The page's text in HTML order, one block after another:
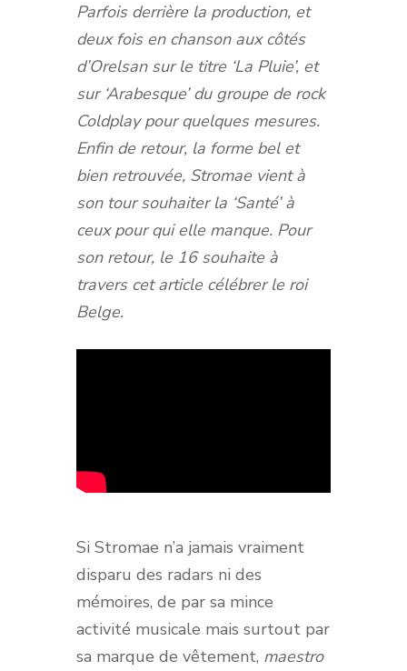
Parfois derrière la production, et
deux fois en chanson aux côtés
d’Orelsan sur le titre ‘La Pluie’, et
sur ‘Arabesque’ du groupe de rock
Coldplay pour quelques mesures.
Enfin de retour, la forme bel et
bien retrouvée, Stromae vient à
son tour souhaiter la ‘Santé’ à
ceux pour qui elle manque. Pour
son retour, le 16 souhaite à
travers cet article célébrer le roi
Belge.
Si Stromae n’a jamais vraiment
disparu des radars ni des
mémoires, de par sa mince
activité musicale mais surtout par
sa marque de vêtement, maestro